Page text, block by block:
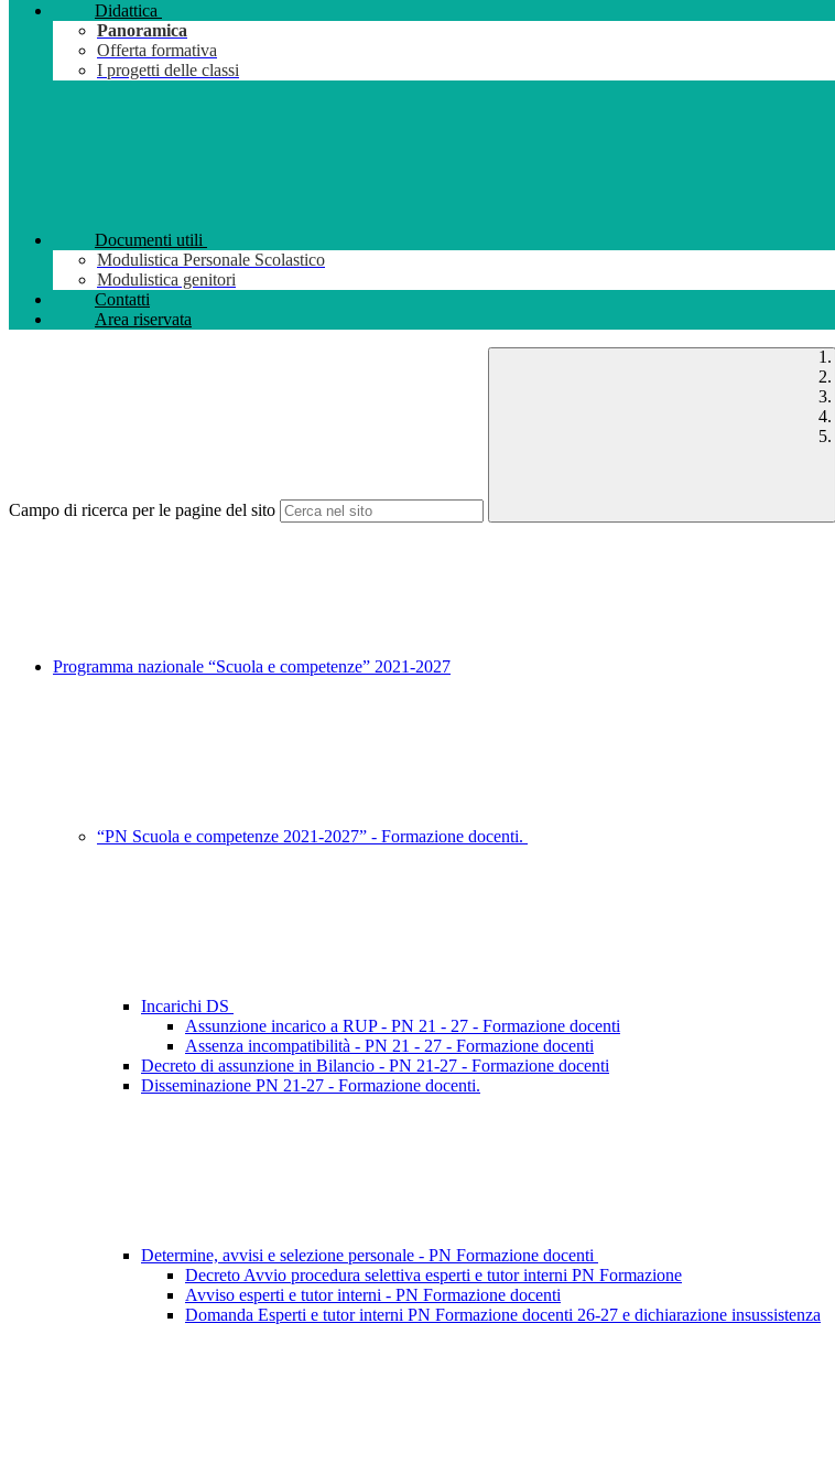
Didattica
Panoramica
Offerta formativa
I progetti delle classi
Documenti utili
Modulistica Personale Scolastico
Modulistica genitori
Contatti
Area riservata
Campo di ricerca per le pagine del sito
Programma nazionale “Scuola e competenze” 2021-2027
“PN Scuola e competenze 2021-2027” - Formazione docenti.
Incarichi DS
Assunzione incarico a RUP - PN 21 - 27 - Formazione docenti
Assenza incompatibilità - PN 21 - 27 - Formazione docenti
Decreto di assunzione in Bilancio - PN 21-27 - Formazione docenti
Disseminazione PN 21-27 - Formazione docenti.
Determine, avvisi e selezione personale - PN Formazione docenti
Decreto Avvio procedura selettiva esperti e tutor interni PN Formazione
Avviso esperti e tutor interni - PN Formazione docenti
Domanda Esperti e tutor interni PN Formazione docenti 26-27 e dichiarazione insussistenza